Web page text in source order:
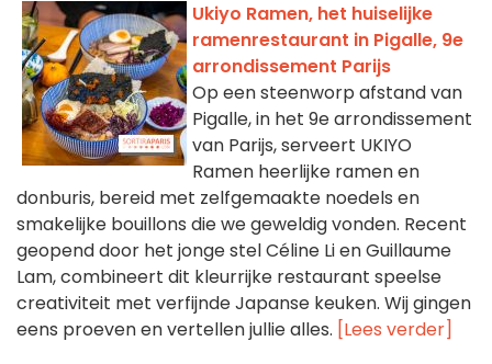
Ukiyo Ramen, het huiselijke
ramenrestaurant in Pigalle, 9e
arrondissement Parijs
Op een steenworp afstand van
Pigalle, in het 9e arrondissement
van Parijs, serveert UKIYO
Ramen heerlijke ramen en
donburis, bereid met zelfgemaakte noedels en
smakelijke bouillons die we geweldig vonden. Recent
geopend door het jonge stel Céline Li en Guillaume
Lam, combineert dit kleurrijke restaurant speelse
creativiteit met verfijnde Japanse keuken. Wij gingen
eens proeven en vertellen jullie alles. [Lees verder]